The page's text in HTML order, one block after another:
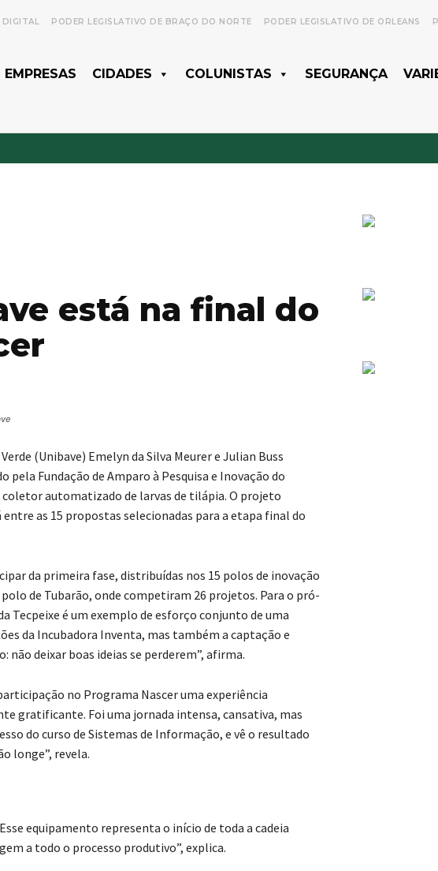
DIGITAL PODER LEGISLATIVO DE BRAÇO DO NORTE PODER LEGISLATIVO DE ORLEANS
EMPRESAS CIDADES COLUNISTAS SEGURANÇA
está na final do
(Unibave) Emelyn da Silva Meurer e Julian Buss
Fundação de Amparo à Pesquisa e Inovação do
coletor automatizado de larvas de tilápia. O projeto
as 15 propostas selecionadas para a etapa final do
da primeira fase, distribuídas nos 15 polos de inovação
de Tubarão, onde competiram 26 projetos. Para o pró-
Tecpeixe é um exemplo de esforço conjunto de uma
da Incubadora Inventa, mas também a captação e
não deixar boas ideias se perderem”, afirma.
no Programa Nascer uma experiência
gratificante. Foi uma jornada intensa, cansativa, mas
do curso de Sistemas de Informação, e vê o resultado
longe”, revela.
equipamento representa o início de toda a cadeia
a todo o processo produtivo”, explica.